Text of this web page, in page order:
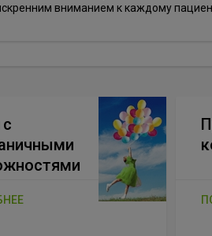
вниманием к каждому